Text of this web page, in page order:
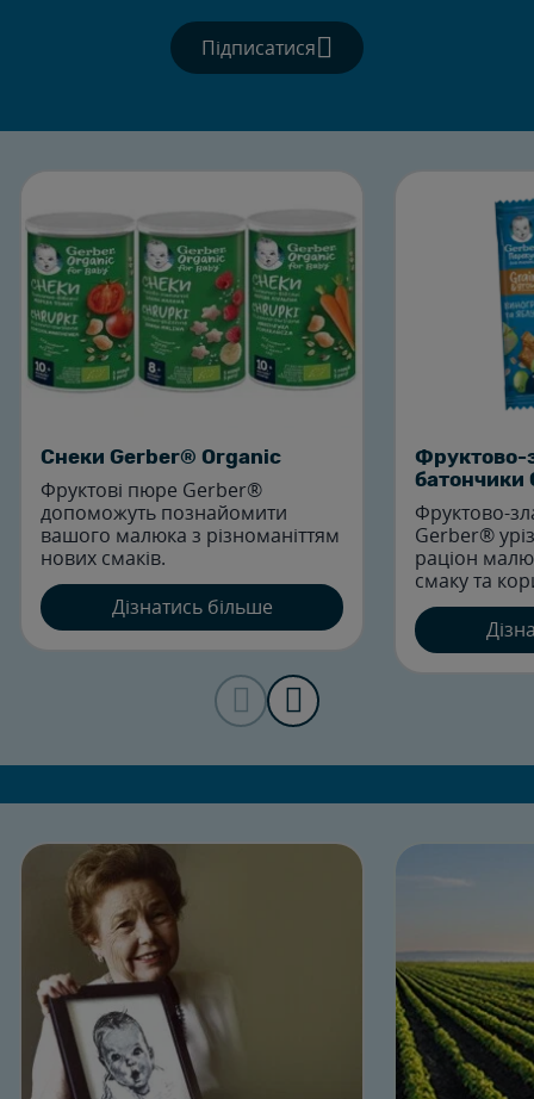
Підписатися
Cнеки Gerber® Organic
Фруктові пюре Gerber®
допоможуть познайомити
вашого малюка з різноманіттям
нових смаків.
Дізнатись більше
Фруктово-
батончики
Фруктово-
Gerber®
раціон
смаку та